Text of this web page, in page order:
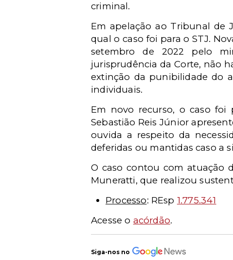
criminal.
Em apelação ao Tribunal de
qual o caso foi para o STJ.
setembro de 2022 pelo
jurisprudência da Corte, não
extinção da punibilidade do
individuais.
Em novo recurso, o caso foi
Sebastião Reis Júnior
ouvida a respeito da
deferidas ou mantidas caso a
O caso contou com atuação
Muneratti, que realizou
Processo: REsp 1.775.341
Acesse o acórdão.
Siga-nos no